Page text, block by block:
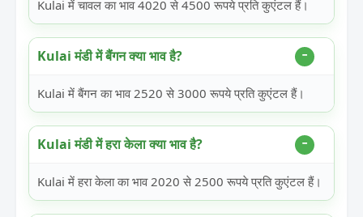
Kulai में चावल का भाव 4020 से 4500 रूपये प्रति कुएंटल हैं।
Kulai मंडी में बैंगन क्या भाव है?
Kulai में बैंगन का भाव 2520 से 3000 रूपये प्रति कुएंटल हैं।
Kulai मंडी में हरा केला क्या भाव है?
Kulai में हरा केला का भाव 2020 से 2500 रूपये प्रति कुएंटल हैं।